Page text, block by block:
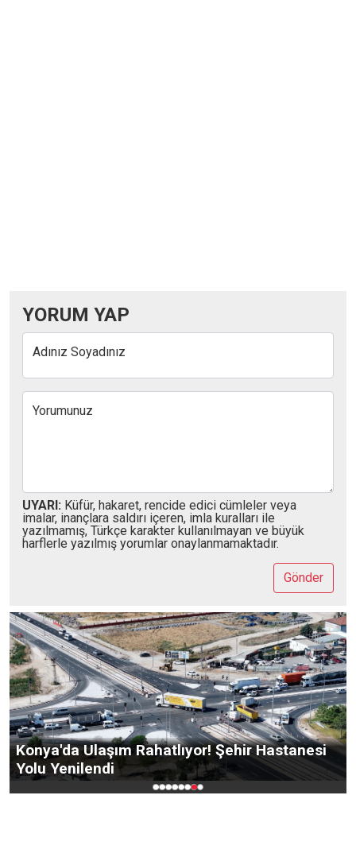
YORUM YAP
Adınız Soyadınız
Yorumunuz
UYARI: Küfür, hakaret, rencide edici cümleler veya
imalar, inançlara saldırı içeren, imla kuralları ile
yazılmamış, Türkçe karakter kullanılmayan ve büyük
harflerle yazılmış yorumlar onaylanmamaktadır.
Gönder
Konya'da Ulaşım Rahatlıyor! Şehir Hastanesi
Yolu Yenilendi